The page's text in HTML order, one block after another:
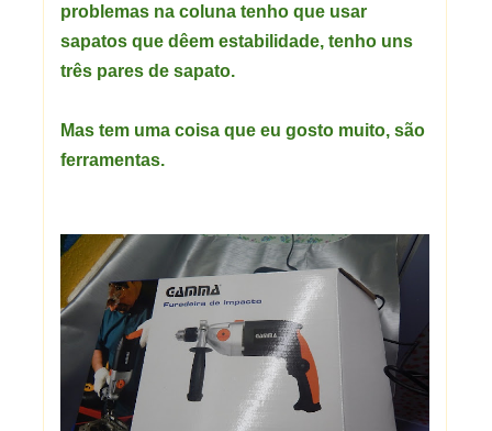
problemas na coluna tenho que usar
sapatos que dêem estabilidade, tenho uns
três pares de sapato.
Mas tem uma coisa que eu gosto muito, são
ferramentas.